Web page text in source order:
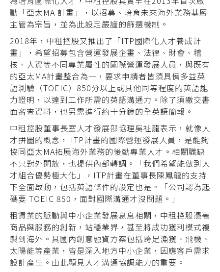
動「亞太MA 計畫」，以招募、培育未來海外業務基層
主管為宗旨，並為此設定嚴謹的篩選機制。
2018年，中租控股又推出了「ITP國際化人才養成計
畫」，希望招募包含營運發展企畫、法律、財會、稽
核、人資等不同專業屬性的國際營運發展人員，與既有
的亞太MA計畫整合為一，要求申請者皆須具備多益英
語測驗（TOEIC）850分以上或其他同等程度的英語能
力證明，以達到工作所需的英語溝通力。除了須繳交書
面審查資料，也另需進行約十分鐘的全英語簡報。
中租控股董事長室人才發展部協理吳祉龍表示，就像人
才拼圖的概念， ITP計畫的國際營運發展人員，是能夠
協同亞太MA拓展海外業務的後勤專業人才。相關職缺
不只對外開放，也提供內部轉調。「我們希望能做到人
才組合優勢極大化」，ITP計畫在董事長陳鳳龍的支持
下全面啟動，包括英語條件的設定也是。「公司認為起
碼要 TOEIC 850，面對國際溝通才沒問題。」
租賃業的脈動與中小企業發展息息相關，中租控股憑著
商品與服務的創新，站穩業界，甚至將成功獲利模式複
製到海外。其國內創意融資方案包括跨足漁獲、飛機、
太陽能等產業，皆是深入地方中小企業，因應客戶需求
設計產生。由此顯見人才溝通協調能力的重要。